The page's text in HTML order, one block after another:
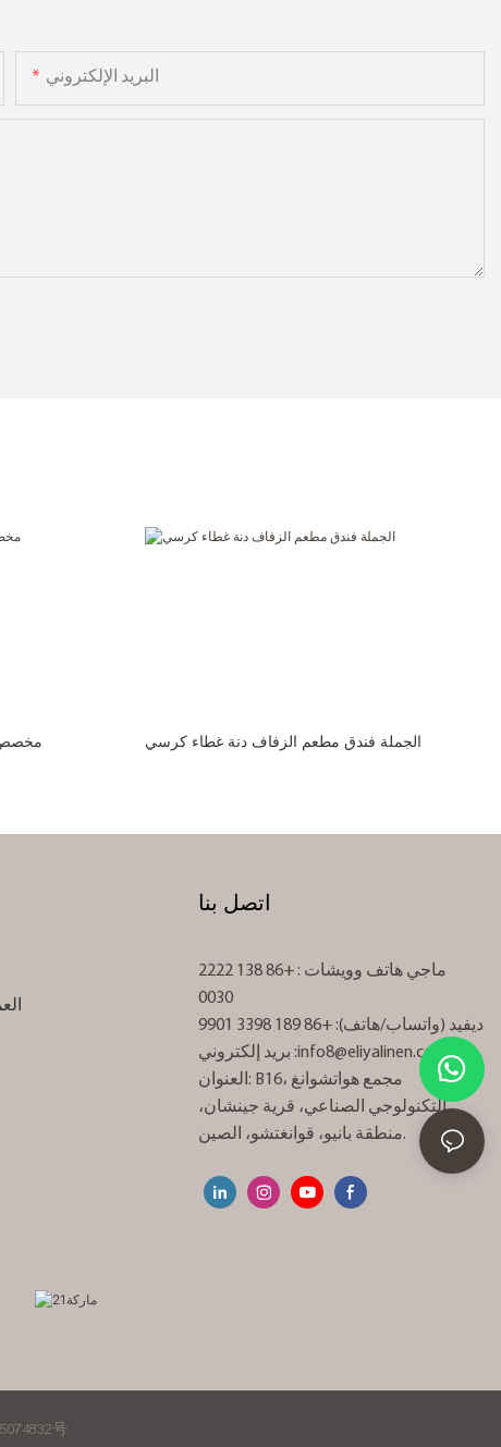
البريد الإلكتروني
مخصص
الجملة فندق مطعم الزفاف دنة غطاء كرسي
اتصل بنا
ماجي هاتف وويشات
: +86 138 2222
0030
ديفيد (واتساب/هاتف): +86 189 3398 9901
بريد إلكتروني :info8@eliyalinen.com
العنوان: B16، مجمع هواتشوانغ
التكنولوجي الصناعي، قرية جينشان،
منطقة بانيو، قوانغتشو، الصين.
号